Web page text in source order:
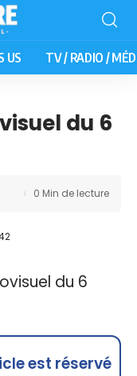
US TV / RADIO /
du 6
0 Min de lecture
du 6
est réservé